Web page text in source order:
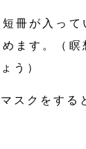
冊が入っ
ます。（
う）
スクをする